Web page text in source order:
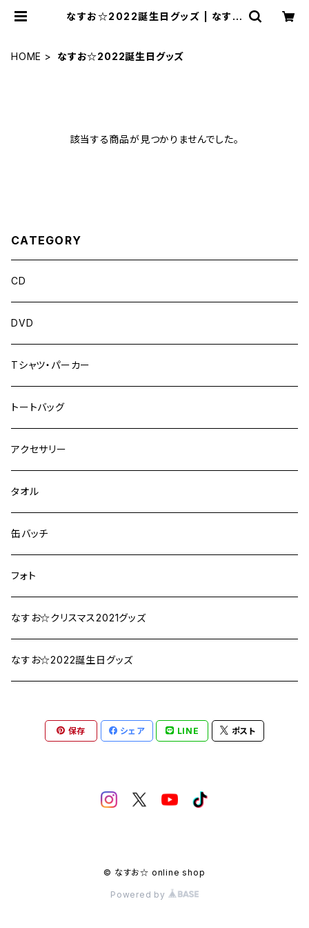
なすお☆2022誕生日グッズ | なすお
HOME なすお☆2022誕生日グッズ
該当する商品が見つかりませんでした。
CATEGORY
CD
DVD
Tシャツ・パーカー
トートバッグ
アクセサリー
タオル
缶バッチ
フォト
なすお☆クリスマス2021グッズ
なすお☆2022誕生日グッズ
保存 シェア LINE ポスト
© なすお☆ online shop
Powered by